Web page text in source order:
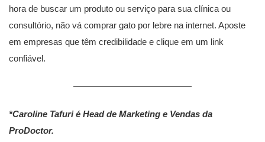
hora de buscar um produto ou serviço para sua clínica ou
consultório, não vá comprar gato por lebre na internet. Aposte
em empresas que têm credibilidade e clique em um link
confiável.
*Caroline Tafuri é Head de Marketing e Vendas da
ProDoctor.